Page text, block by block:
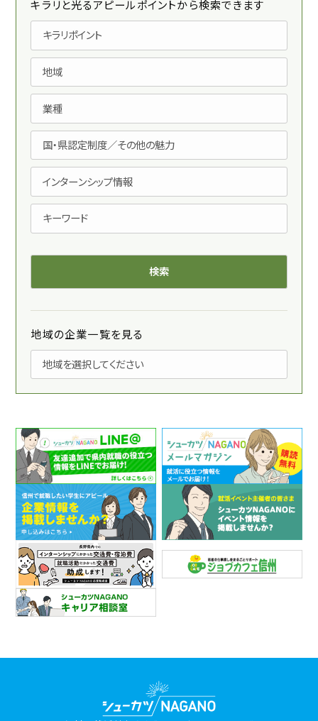
キラリと光るアピールポイントから検索できます
地域の企業一覧を見る